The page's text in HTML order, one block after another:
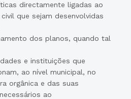
directamente ligadas ao
que sejam desenvolvidas
dos planos, quando tal
e instituições que
ao nível municipal, no
orgânica e das suas
ao